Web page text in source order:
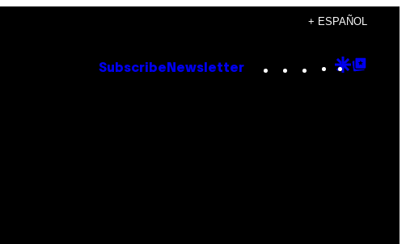
+ ESPAÑOL
Subscribe Newsletter Instagram
TikTok
YouTube
Google